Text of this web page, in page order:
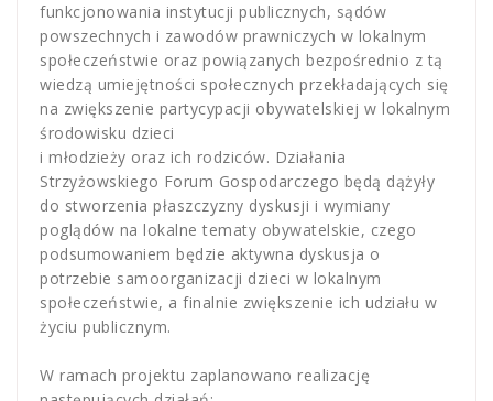
funkcjonowania instytucji publicznych, sądów
powszechnych i zawodów prawniczych w lokalnym
społeczeństwie oraz powiązanych bezpośrednio z tą
wiedzą umiejętności społecznych przekładających się
na zwiększenie partycypacji obywatelskiej w lokalnym
środowisku dzieci
i młodzieży oraz ich rodziców. Działania
Strzyżowskiego Forum Gospodarczego będą dążyły
do stworzenia płaszczyzny dyskusji i wymiany
poglądów na lokalne tematy obywatelskie, czego
podsumowaniem będzie aktywna dyskusja o
potrzebie samoorganizacji dzieci w lokalnym
społeczeństwie, a finalnie zwiększenie ich udziału w
życiu publicznym.
W ramach projektu zaplanowano realizację